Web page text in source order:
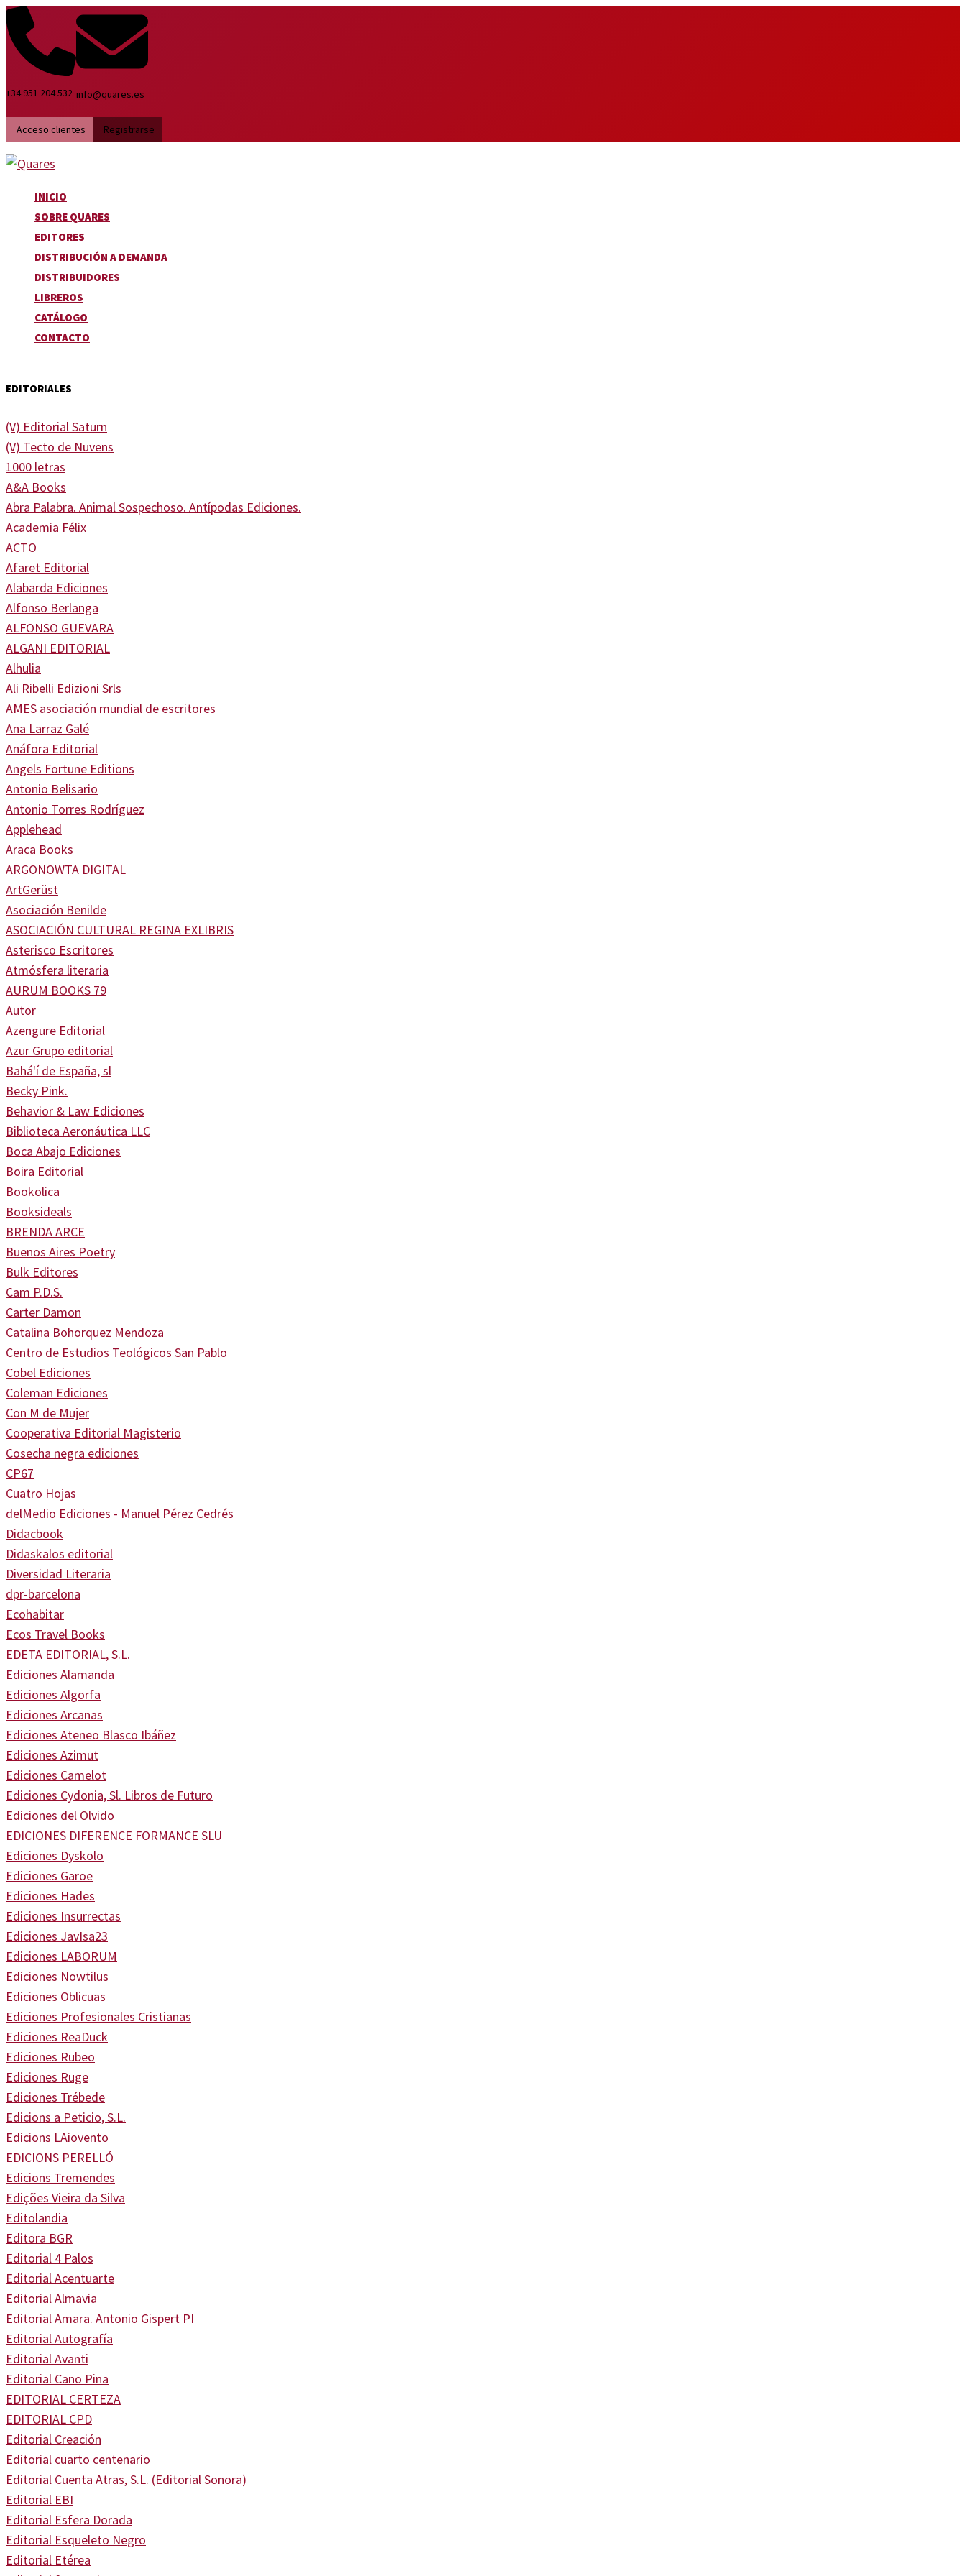
Ir
al
contenido
+34 951 204 532 info@quares.es
Acceso clientes Registrarse
INICIO
SOBRE QUARES
EDITORES
DISTRIBUCIÓN A DEMANDA
DISTRIBUIDORES
LIBREROS
CATÁLOGO
CONTACTO
EDITORIALES
(V) Editorial Saturn
(V) Tecto de Nuvens
1000 letras
A&A Books
Abra Palabra. Animal Sospechoso. Antípodas Ediciones.
Academia Félix
ACTO
Afaret Editorial
Alabarda Ediciones
Alfonso Berlanga
ALFONSO GUEVARA
ALGANI EDITORIAL
Alhulia
Ali Ribelli Edizioni Srls
AMES asociación mundial de escritores
Ana Larraz Galé
Anáfora Editorial
Angels Fortune Editions
Antonio Belisario
Antonio Torres Rodríguez
Applehead
Araca Books
ARGONOWTA DIGITAL
ArtGerüst
Asociación Benilde
ASOCIACIÓN CULTURAL REGINA EXLIBRIS
Asterisco Escritores
Atmósfera literaria
AURUM BOOKS 79
Autor
Azengure Editorial
Azur Grupo editorial
Bahá'í de España, sl
Becky Pink.
Behavior & Law Ediciones
Biblioteca Aeronáutica LLC
Boca Abajo Ediciones
Boira Editorial
Bookolica
Booksideals
BRENDA ARCE
Buenos Aires Poetry
Bulk Editores
Cam P.D.S.
Carter Damon
Catalina Bohorquez Mendoza
Centro de Estudios Teológicos San Pablo
Cobel Ediciones
Coleman Ediciones
Con M de Mujer
Cooperativa Editorial Magisterio
Cosecha negra ediciones
CP67
Cuatro Hojas
delMedio Ediciones - Manuel Pérez Cedrés
Didacbook
Didaskalos editorial
Diversidad Literaria
dpr-barcelona
Ecohabitar
Ecos Travel Books
EDETA EDITORIAL, S.L.
Ediciones Alamanda
Ediciones Algorfa
Ediciones Arcanas
Ediciones Ateneo Blasco Ibáñez
Ediciones Azimut
Ediciones Camelot
Ediciones Cydonia, Sl. Libros de Futuro
Ediciones del Olvido
EDICIONES DIFERENCE FORMANCE SLU
Ediciones Dyskolo
Ediciones Garoe
Ediciones Hades
Ediciones Insurrectas
Ediciones JavIsa23
Ediciones LABORUM
Ediciones Nowtilus
Ediciones Oblicuas
Ediciones Profesionales Cristianas
Ediciones ReaDuck
Ediciones Rubeo
Ediciones Ruge
Ediciones Trébede
Edicions a Peticio, S.L.
Edicions LAiovento
EDICIONS PERELLÓ
Edicions Tremendes
Edições Vieira da Silva
Editolandia
Editora BGR
Editorial 4 Palos
Editorial Acentuarte
Editorial Almavia
Editorial Amara. Antonio Gispert PI
Editorial Autografía
Editorial Avanti
Editorial Cano Pina
EDITORIAL CERTEZA
EDITORIAL CPD
Editorial Creación
Editorial cuarto centenario
Editorial Cuenta Atras, S.L. (Editorial Sonora)
Editorial EBI
Editorial Esfera Dorada
Editorial Esqueleto Negro
Editorial Etérea
Search
...
Ordenado